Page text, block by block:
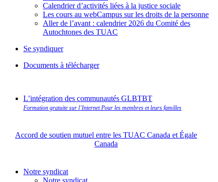
Calendrier d’activités liées à la justice sociale
Les cours au webCampus sur les droits de la personne
Aller de l’avant : calendrier 2026 du Comité des
Autochtones des TUAC
Se syndiquer
Documents à télécharger
L’intégration des communautés GLBTBT
Formation gratuite sur l’Internet Pour les membres et leurs familles
Accord de soutien mutuel entre les TUAC Canada et Égale
Canada
Notre syndicat
Notre syndicat